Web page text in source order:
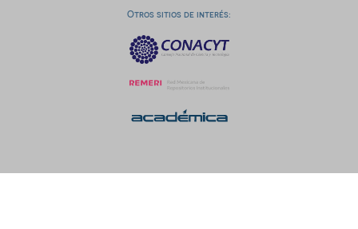
Otros sitios de interés: